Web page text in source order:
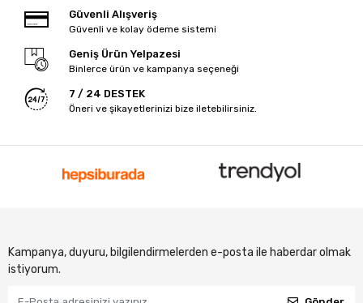
Güvenli Alışveriş
Güvenli ve kolay ödeme sistemi
Geniş Ürün Yelpazesi
Binlerce ürün ve kampanya seçeneği
7 / 24 DESTEK
Öneri ve şikayetlerinizi bize iletebilirsiniz.
Kampanya, duyuru, bilgilendirmelerden e-posta ile haberdar olmak
istiyorum.